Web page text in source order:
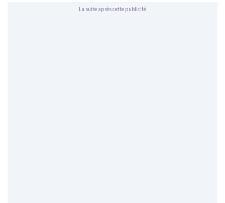
La suite après cette publicité